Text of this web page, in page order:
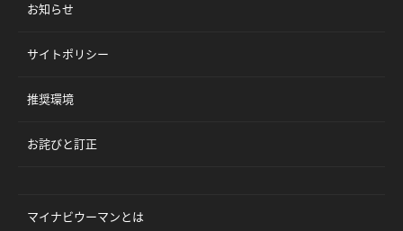
お知らせ
サイトポリシー
推奨環境
お詫びと訂正
マイナビウーマンとは